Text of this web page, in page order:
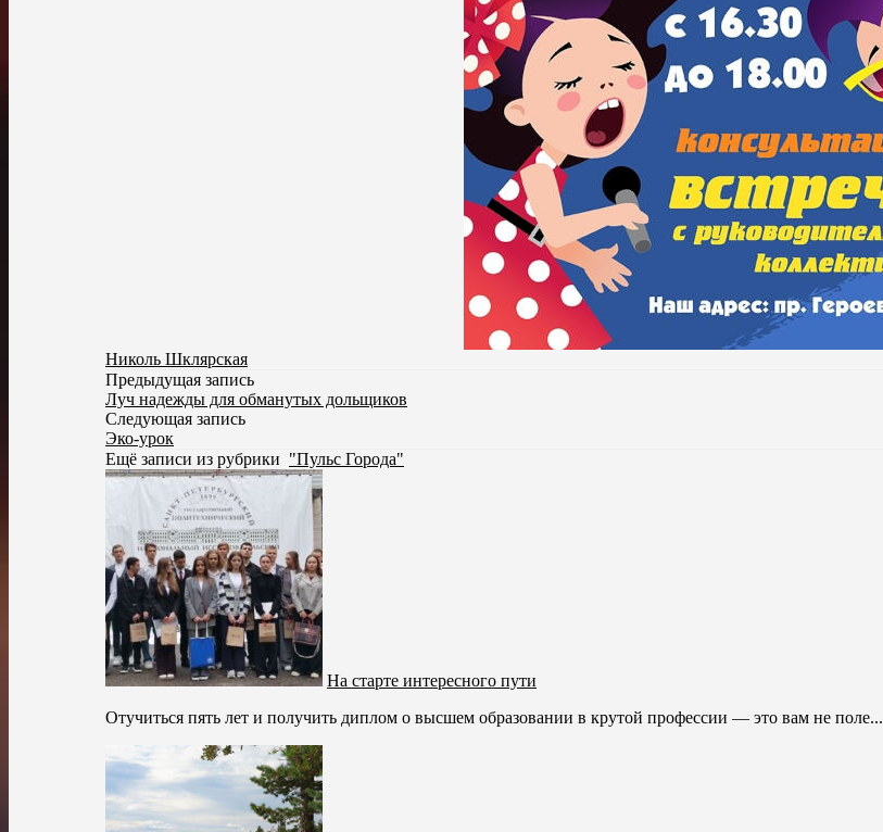
Николь Шклярская
Предыдущая запись
Луч надежды для обманутых дольщиков
Следующая запись
Эко-урок
Ещё записи из рубрики "Пульс Города"
На старте интересного пути
Отучиться пять лет и получить диплом о высшем образовании в крутой профессии — это вам не поле...